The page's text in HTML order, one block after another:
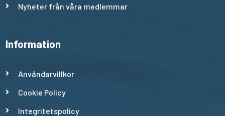
Nyheter från våra medlemmar
Information
Användarvillkor
Cookie Policy
Integritetspolicy